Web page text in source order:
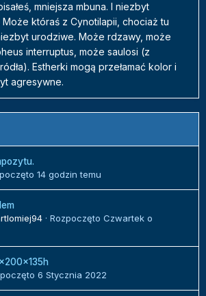
mniejsza mbuna. I niezbyt
Może któraś z Cynotilapii, chociaż tu
urodziwe. Może rdzawy, może
interruptus, może saulosi (z
Estherki mogą przełamać kolor i
agresywne.
14 godzin temu
· Rozpoczęto Czwartek o
6 Stycznia 2022